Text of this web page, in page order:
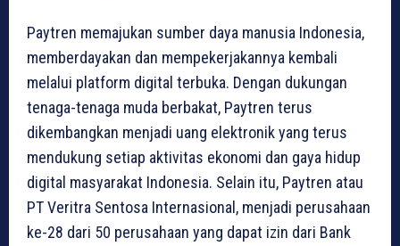
Paytren memajukan sumber daya manusia Indonesia,
memberdayakan dan mempekerjakannya kembali
melalui platform digital terbuka. Dengan dukungan
tenaga-tenaga muda berbakat, Paytren terus
dikembangkan menjadi uang elektronik yang terus
mendukung setiap aktivitas ekonomi dan gaya hidup
digital masyarakat Indonesia. Selain itu, Paytren atau
PT Veritra Sentosa Internasional, menjadi perusahaan
ke-28 dari 50 perusahaan yang dapat izin dari Bank